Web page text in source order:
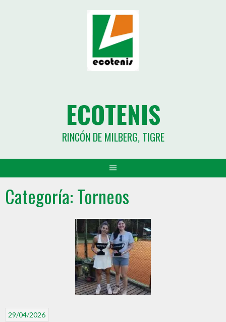
ECOTENIS
RINCÓN DE MILBERG, TIGRE
Categoría:Torneos
29/04/2026